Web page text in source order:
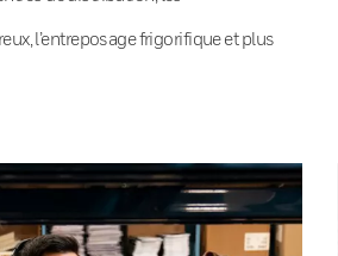
l’entreposage frigorifique et plus